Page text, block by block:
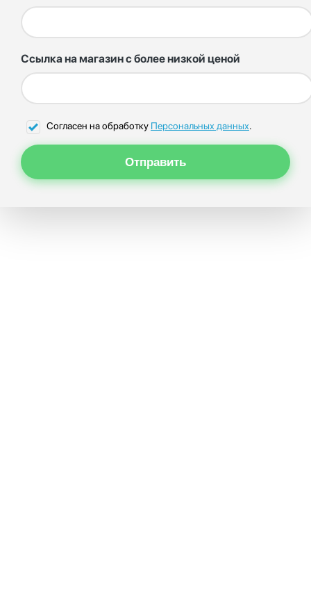
Ссылка на магазин с более низкой ценой
Согласен на обработку Персональных данных.
Отправить